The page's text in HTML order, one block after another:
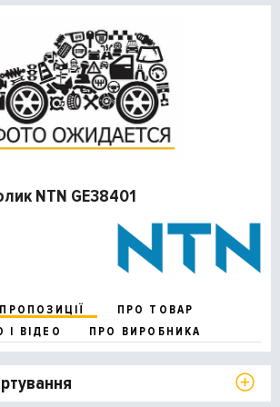
NTN GE38401
ПРО ТОВАР
І ВІДЕО
ПРО ВИРОБНИКА